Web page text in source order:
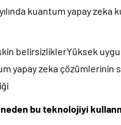
kuantum yapay zeka
belirsizliklerYüksek
yapay zeka çözümlerinin
bu teknolojiyi